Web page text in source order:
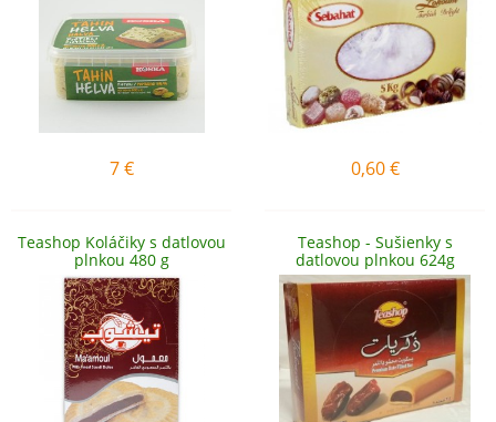
7 € 0,60 €
Teashop Koláčiky s datlovou
plnkou 480 g
Teashop - Sušienky s
datlovou plnkou 624g